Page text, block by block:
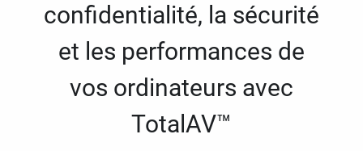
confidentialité, la sécurité
et les performances de
vos ordinateurs avec
TotalAV™